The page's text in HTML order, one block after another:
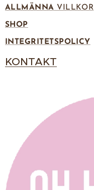
ALLMÄNNA VILLKOR
SHOP
INTEGRITETSPOLICY
KONTAKT